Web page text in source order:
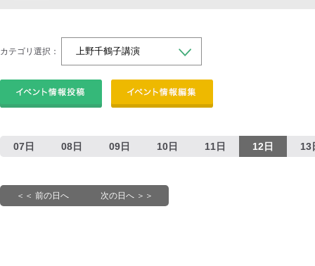
カテゴリ選択：
07日 08日 09日 10日 11日 12日 13
＜＜ 前の日へ 次の日へ ＞＞